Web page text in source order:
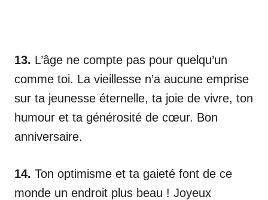
13. L’âge ne compte pas pour quelqu’un
comme toi. La vieillesse n’a aucune emprise
sur ta jeunesse éternelle, ta joie de vivre, ton
humour et ta générosité de cœur. Bon
anniversaire.
14. Ton optimisme et ta gaieté font de ce
monde un endroit plus beau ! Joyeux